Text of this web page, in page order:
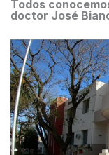
doctor José